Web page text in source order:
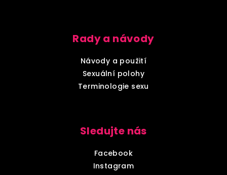
Rady a návody
Návody a použití
Sexuální polohy
Terminologie sexu
Sledujte nás
Facebook
Instagram